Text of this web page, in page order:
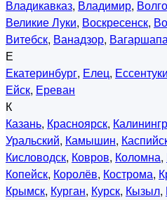
Владикавказ, Владимир,
Великие Луки, Воскресенск,
Витебск, Ванадзор,
Е
Екатеринбург, Елец, Ессентуки
Ейск, Ереван
К
Казань, Красноярск,
Уральский, Камышин,
Кисловодск, Ковров, Коломна,
Копейск, Королёв, Кострома,
Крымск, Курган, Курск, Кызыл,